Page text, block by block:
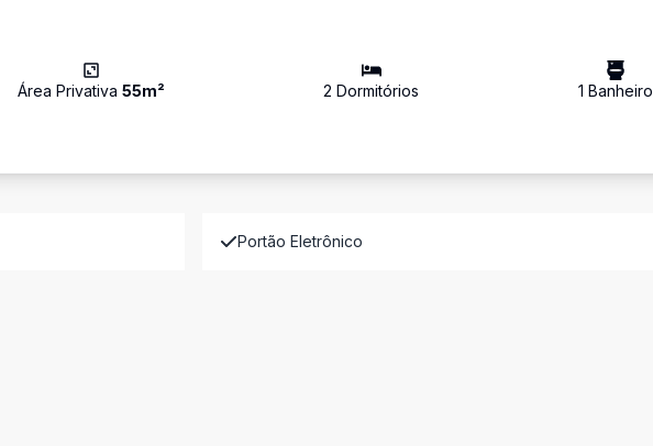
Área Privativa 55m² 2 Dormitórios 1 Banheiro
Portão Eletrônico